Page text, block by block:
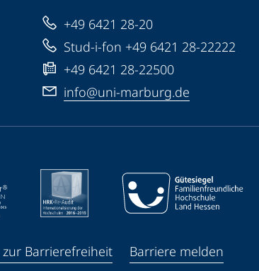
+49 6421 28-20
Stud-i-fon +49 6421 28-22222
+49 6421 28-22500
info@uni-marburg.de
Barrierefreiheit
Barriere melden